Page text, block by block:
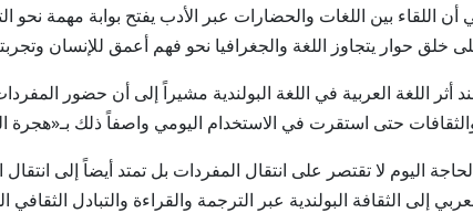
أن اللقاء بين اللغات والحضارات عبر الأدب يفتح بوابة مهمة
خلق حوار يتجاوز اللغة والجغرافيا نحو فهم أعمق للإنسان
أثر اللغة العربية في اللغة البولندية مشيراً إلى أن حضور
حتى استقرت في الاستخدام اليومي واصفاً ذلك بـ«هجرة
اليوم لا تقتصر على انتقال المفردات بل تمتد أيضاً إلى
إلى الثقافة البولندية عبر الترجمة والقراءة والتبادل الثقافي